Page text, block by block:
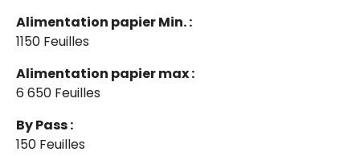
Alimentation papier Min. :
1150 Feuilles
Alimentation papier max :
6 650 Feuilles
By Pass :
150 Feuilles